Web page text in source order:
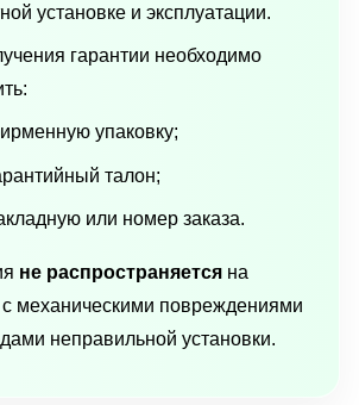
установке и эксплуатации.
гарантии необходимо
упаковку;
талон;
или номер заказа.
не распространяется на
механическими повреждениями
неправильной установки.